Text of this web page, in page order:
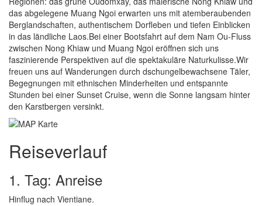
das abgelegene Muang Ngoi erwarten uns mit atemberaubenden
Berglandschaften, authentischem Dorfleben und tiefen Einblicken
in das ländliche Laos.Bei einer Bootsfahrt auf dem Nam Ou-Fluss
zwischen Nong Khiaw und Muang Ngoi eröffnen sich uns
faszinierende Perspektiven auf die spektakuläre Naturkulisse.Wir
freuen uns auf Wanderungen durch dschungelbewachsene Täler,
Begegnungen mit ethnischen Minderheiten und entspannte
Stunden bei einer Sunset Cruise, wenn die Sonne langsam hinter
den Karstbergen versinkt.
Reiseverlauf
1. Tag: Anreise
Hinflug nach Vientiane.